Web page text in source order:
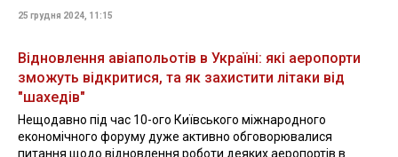
25 грудня 2024, 11:15
Відновлення авіапольотів в Україні: які аеропорти
зможуть відкритися, та як захистити літаки від
"шахедів"
Нещодавно під час 10-ого Київського міжнародного
економічного форуму дуже активно обговорювалися
питання щодо відновлення роботи деяких аеропортів в